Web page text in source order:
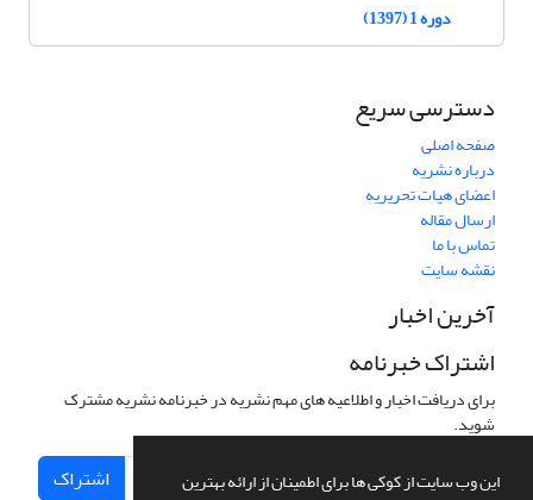
این وب سایت از کوکی ها برای اطمینان از ارائه بهترین
دوره 1 (1397)
دسترسی سریع
صفحه اصلی
درباره نشریه
اعضای هیات تحریریه
ارسال مقاله
تماس با ما
نقشه سایت
آخرین اخبار
اشتراک خبرنامه
برای دریافت اخبار و اطلاعیه های مهم نشریه در خبرنامه نشریه مشترک
شوید.
اشتراک